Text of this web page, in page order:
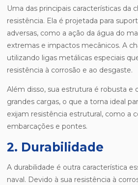
Uma das principais características da
resistência. Ela é projetada para
adversas, como a ação da água do
extremas e impactos mecânicos. A
utilizando ligas metálicas especiais
resistência à corrosão e ao desgaste.
Além disso, sua estrutura é robusta e
grandes cargas, o que a torna ideal
exijam resistência estrutural, como a
embarcações e pontes.
2. Durabilidade
A durabilidade é outra característica
naval. Devido à sua resistência à